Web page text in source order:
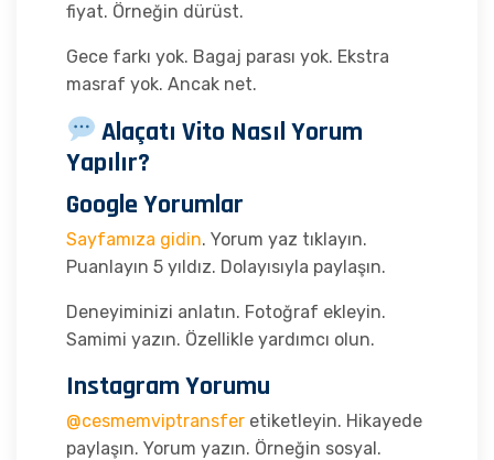
fiyat. Örneğin dürüst.
Gece farkı yok. Bagaj parası yok. Ekstra
masraf yok. Ancak net.
Alaçatı Vito Nasıl Yorum
Yapılır?
Google Yorumlar
Sayfamıza gidin. Yorum yaz tıklayın.
Puanlayın 5 yıldız. Dolayısıyla paylaşın.
Deneyiminizi anlatın. Fotoğraf ekleyin.
Samimi yazın. Özellikle yardımcı olun.
Instagram Yorumu
@cesmemviptransfer etiketleyin. Hikayede
paylaşın. Yorum yazın. Örneğin sosyal.